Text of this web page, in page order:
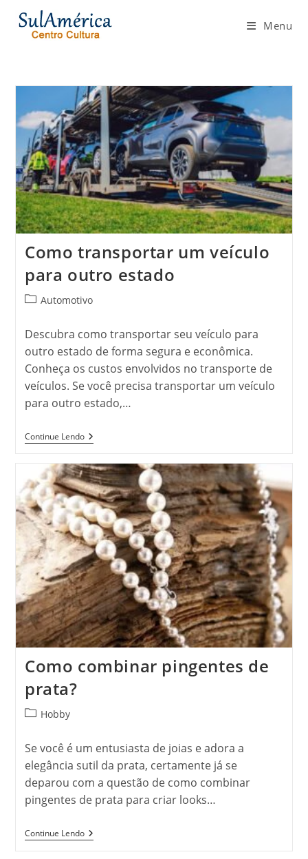
para
Menu
Como transportar um veículo
para outro estado
Categoria
post:
Automotivo
Descubra como transportar seu veículo para
outro estado de forma segura e econômica.
Conheça os custos envolvidos no transporte de
veículos. Se você precisa transportar um veículo
para outro estado,…
Continue LendoComo
Transportar
Veículo
Para
Outro
Estado
Como combinar pingentes de
prata?
Categoria
post:
Hobby
Se você é um entusiasta de joias e adora a
elegância sutil da prata, certamente já se
deparou com a questão de como combinar
pingentes de prata para criar looks…
Continue LendoComo
Combinar